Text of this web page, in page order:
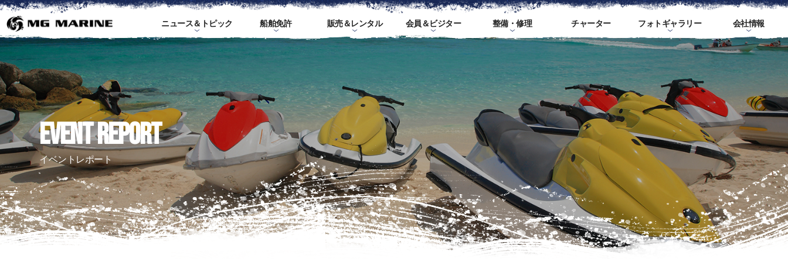
ニュース＆トピック
ス
船舶免許 販売＆レンタル 会員＆ビジター 整備・修理 チャーター フォトギャラリー 会社情報
EVENT REPORT
イベントレポート